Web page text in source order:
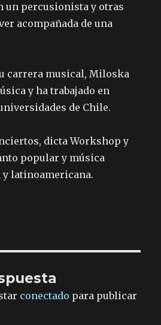
un percusionista y otras
acompañada de una
carrera musical, Miloska
y ha trabajado en
de Chile.
dicta Workshop y
popular y música
latinoamericana.
conectado para publicar